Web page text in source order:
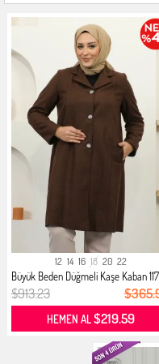
12 14 16 18 20 22
Büyük Beden Düğmeli Kaşe Kaban
$913.23
HEMEN AL$219.59